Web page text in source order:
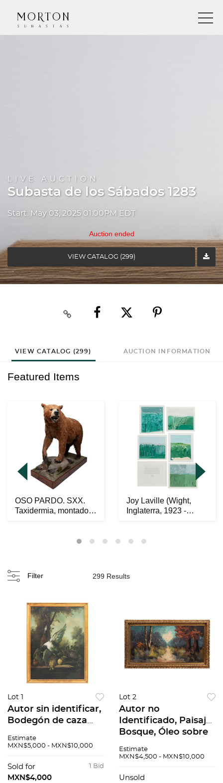
LIVE AUCTION
Subasta de los Sábados 1283
Start: May 03, 2025 01:00PM EDT
Auction ended
VIEW CATALOG (299)
VIEW CATALOG (299) AUCTION INFORMATION
Featured Items
OSO PARDO. SXX.
Taxidermia, montado
Joy Laville (Wight,
Inglaterra, 1923 -
Filter 299 Results
Lot 1
Autor sin identificar,
Bodegón de caza
Óleo sobre tela.
"Miamont ?", 81.5 x
60 cm
Estimate
MXN$5,000 - MXN$10,000
1 Bid
Sold for
MXN$4,000
Lot 2
Autor no
Identificado, Paisaje,
Bosque, Óleo sobre
58 cm
Estimate
MXN$4,500 - MXN$10,000
Unsold